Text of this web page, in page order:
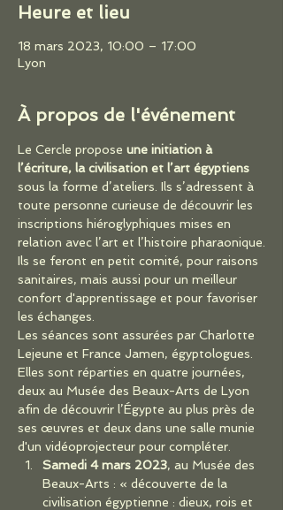
Heure et lieu
18 mars 2023, 10:00 – 17:00
Lyon
À propos de l'événement
Le Cercle propose une initiation à
l’écriture, la civilisation et l’art égyptiens
sous la forme d’ateliers. Ils s’adressent à
toute personne curieuse de découvrir les
inscriptions hiéroglyphiques mises en
relation avec l’art et l’histoire pharaonique.
Ils se feront en petit comité, pour raisons
sanitaires, mais aussi pour un meilleur
confort d'apprentissage et pour favoriser
les échanges.
Les séances sont assurées par Charlotte
Lejeune et France Jamen, égyptologues.
Elles sont réparties en quatre journées,
deux au Musée des Beaux-Arts de Lyon
afin de découvrir l’Égypte au plus près de
ses œuvres et deux dans une salle munie
d'un vidéoprojecteur pour compléter.
Samedi 4 mars 2023, au Musée des
Beaux-Arts : « découverte de la
civilisation égyptienne : dieux, rois et